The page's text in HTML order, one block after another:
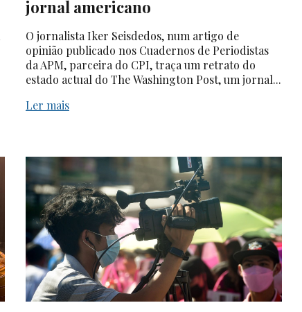
jornal americano
O jornalista Iker Seisdedos, num artigo de
opinião publicado nos Cuadernos de Periodistas
da APM, parceira do CPI, traça um retrato do
estado actual do The Washington Post, um jornal...
Ler mais